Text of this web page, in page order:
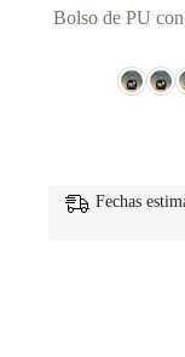
Bolso de PU
Fechas